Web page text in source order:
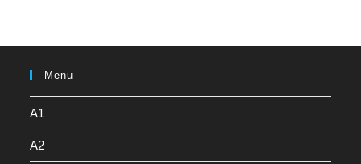
Menu
A1
A2